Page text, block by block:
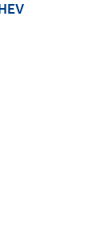
92 kW,